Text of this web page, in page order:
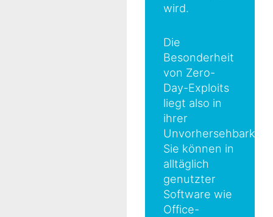
wird.
Die
Besonderheit
von Zero-
Day-Exploits
liegt also in
ihrer
Unvorhersehbarkeit.
Sie können in
alltäglich
genutzter
Software wie
Office-